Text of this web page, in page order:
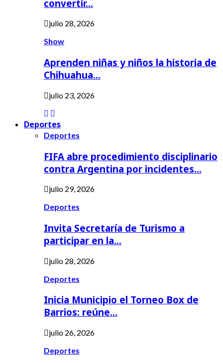
convertir…
julio 28, 2026
Show
Aprenden niñas y niños la historia de
Chihuahua…
julio 23, 2026
Deportes
Deportes
FIFA abre procedimiento disciplinario
contra Argentina por incidentes…
julio 29, 2026
Deportes
Invita Secretaría de Turismo a
participar en la…
julio 28, 2026
Deportes
Inicia Municipio el Torneo Box de
Barrios: reúne…
julio 26, 2026
Deportes